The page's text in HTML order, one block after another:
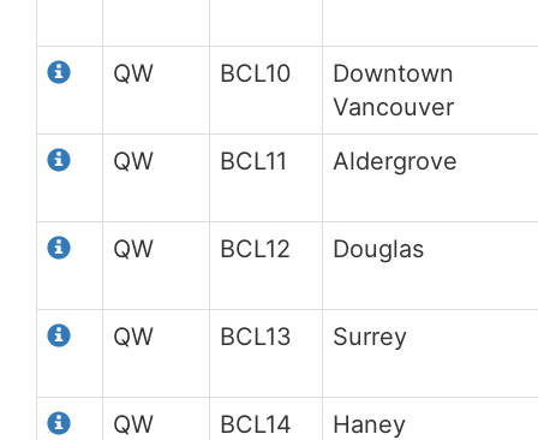
QW BCL10
Downtown
Vancouver
QW
BCL11 Aldergrove
QW BCL12 Douglas
QW BCL13 Surrey
QW BCL14 Haney